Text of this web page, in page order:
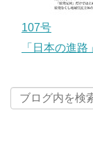
107号
「日本の進